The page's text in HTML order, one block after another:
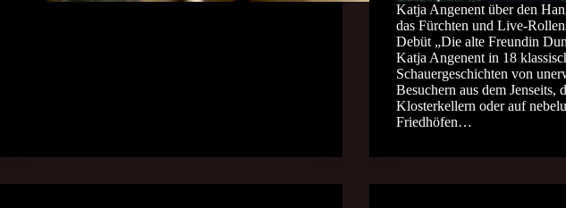
Katja Angenent über den
das Fürchten und Live-
Debüt „Die alte Freundin
Katja Angenent in 18
Schauergeschichten von
Besuchern aus dem Jenseits,
Klosterkellern oder auf
Friedhöfen…